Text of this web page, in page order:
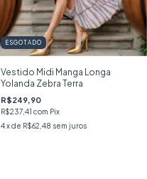
ESGOTADO
Vestido Midi Manga Longa
Yolanda Zebra Terra
R$249,90
R$237,41 com Pix
4 x de R$62,48 sem juros